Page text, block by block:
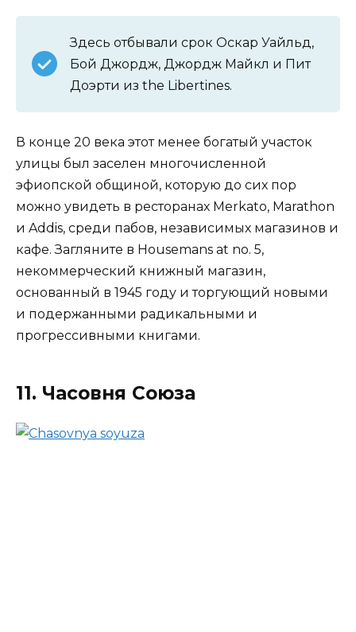
Здесь отбывали срок Оскар Уайльд,
Бой Джордж, Джордж Майкл и Пит
Доэрти из the Libertines.
В конце 20 века этот менее богатый участок
улицы был заселен многочисленной
эфиопской общиной, которую до сих пор
можно увидеть в ресторанах Merkato, Marathon
и Addis, среди пабов, независимых магазинов и
кафе. Загляните в Housemans at no. 5,
некоммерческий книжный магазин,
основанный в 1945 году и торгующий новыми
и подержанными радикальными и
прогрессивными книгами.
11. Часовня Союза